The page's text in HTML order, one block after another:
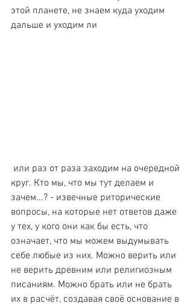
этой планете, не знаем куда уходим
дальше и уходим ли
круг. Кто мы, что мы тут делаем и
зачем...? - извечные риторические
вопросы, на которые нет ответов даже
у тех, у кого они как бы есть, что
означает, что мы можем выдумывать
себе любые из них. Можно верить или
не верить древним или религиозным
писаниям. Можно брать или не брать
их в расчёт, создавая своё основание в